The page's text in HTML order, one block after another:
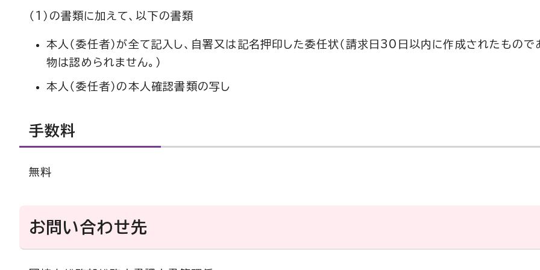
（1）の書類に加えて、以下の書類
本人（委任者）が全て記入し、自署又は記名押印した委任状（請求日30日以内に作成されたもので
物は認められません。）
本人（委任者）の本人確認書類の写し
手数料
無料
お問い合わせ先